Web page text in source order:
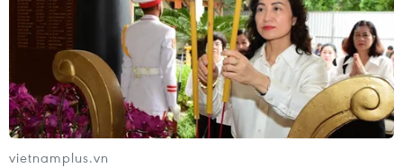
vietnamplus.vn